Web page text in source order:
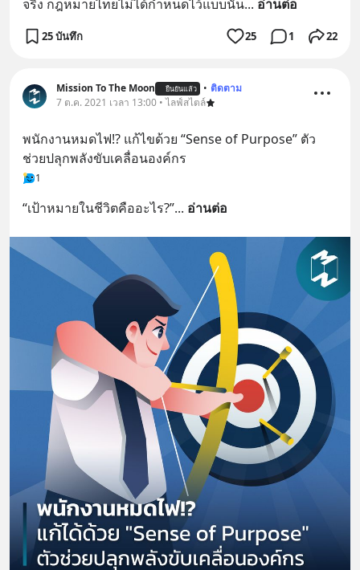
จริง กฎหมายไทยไม่ได้กำหนดไว้แบบนั้น... อ่านต่อ
25 บันทึก 25 1 22
Mission To The Moon ยืนยันแล้ว • ติดตาม
7 ต.ค. 2021 เวลา 13:00 • ไลฟ์สไตล์
พนักงานหมดไฟ!? แก้ไขด้วย “Sense of Purpose” ตัว
ช่วยปลุกพลังขับเคลื่อนองค์กร
1
“เป้าหมายในชีวิตคืออะไร?”... อ่านต่อ